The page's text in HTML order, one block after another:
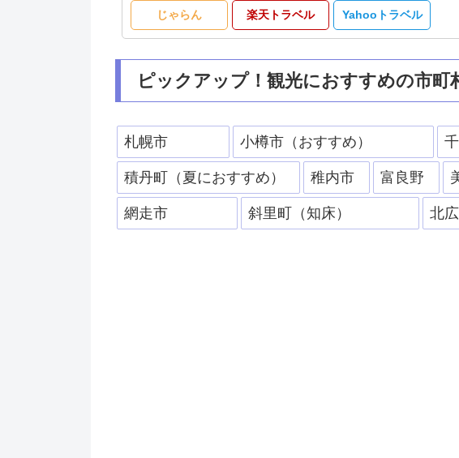
じゃらん 楽天トラベル Yahooトラベル
ピックアップ！観光におすすめの市町
札幌市 小樽市（おすすめ）
積丹町（夏におすすめ） 稚内市 富良野
網走市 斜里町（知床） 北